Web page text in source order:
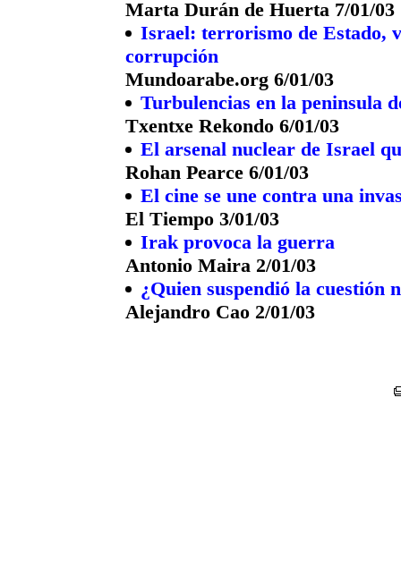
Marta Durán de Huerta 7/01/03
Israel: terrorismo de Estado,
corrupción
Mundoarabe.org 6/01/03
Turbulencias en la peninsula
Txentxe Rekondo 6/01/03
El arsenal nuclear de Israel
Rohan Pearce 6/01/03
El cine se une contra una
El Tiempo 3/01/03
Irak provoca la guerra
Antonio Maira 2/01/03
¿Quien suspendió la cuestión
Alejandro Cao 2/01/03